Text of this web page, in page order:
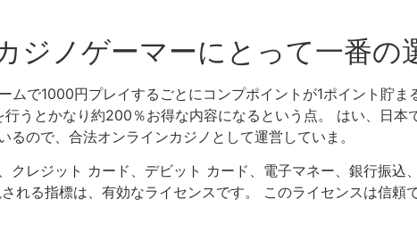
ジノゲーマーにとって一番の
ムで1000円プレイするごとにコンプポイントが1ポイント貯
うとかなり約200％お得な内容になるという点。 はい、日
ので、合法オンラインカジノとして運営していま。
レジット カード、デビット カード、電子マネー、銀行振込
れる指標は、有効なライセンスです。 このライセンスは信頼